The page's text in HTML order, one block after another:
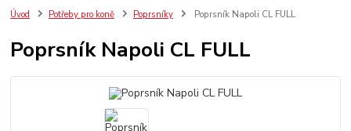
Úvod Potřeby pro koně Poprsníky Poprsník Napoli CL FULL
Poprsník Napoli CL FULL